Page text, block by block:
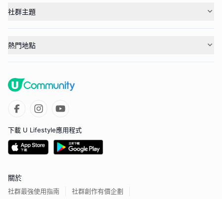
社群主題
熱門地點
下載 U Lifestyle應用程式
關於
社群最強使用指南 社群創作有價企劃